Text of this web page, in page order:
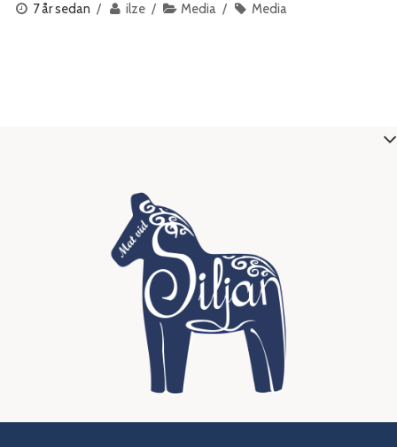
7 år sedan ilze Media Media